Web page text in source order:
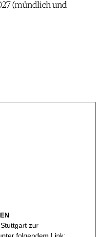
(mündlich und
zur
folgendem Link: